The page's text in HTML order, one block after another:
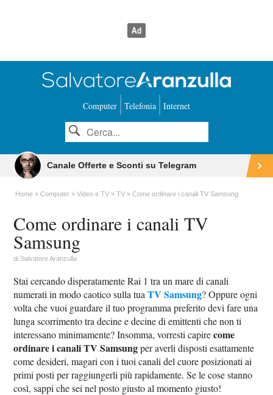
Computer Telefonia Internet
Canale Offerte e Sconti su Telegram
Home Computer Video e TV TV Come ordinare i canali TV Samsung
Come ordinare i canali TV
Samsung
diSalvatore Aranzulla
Stai cercando disperatamente Rai 1 tra un mare di canali
numerati in modo caotico sulla tuaTV Samsung? Oppure ogni
volta che vuoi guardare il tuo programma preferito devi fare una
lunga scorrimento tra decine e decine di emittenti che non ti
interessano minimamente? Insomma, vorresti capirecome
ordinare i canali TV Samsungper averli disposti esattamente
come desideri, magari con i tuoi canali del cuore posizionati ai
primi posti per raggiungerli più rapidamente. Se le cose stanno
così, sappi che sei nel posto giusto al momento giusto!